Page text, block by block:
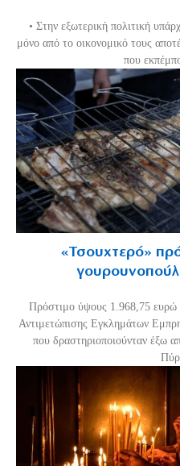
• Στην εξωτερική πολιτική
μόνο από το οικονομικό τους
που
«Τσουχτερό»
Πρόστιμο ύψους 1.968,75 ευρώ
Αντιμετώπισης Εγκλημάτων
που δραστηριοποιούνταν έξω